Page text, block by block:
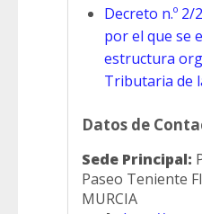
Decreto n.º 2/
por el que se
estructura
Tributaria de
Datos de
Sede Principal:
Paseo Teniente
MURCIA